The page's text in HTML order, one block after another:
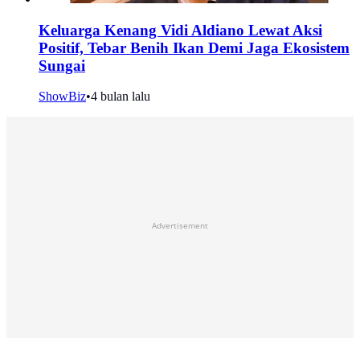
Keluarga Kenang Vidi Aldiano Lewat Aksi
Positif, Tebar Benih Ikan Demi Jaga Ekosistem
Sungai
ShowBiz•4 bulan lalu
Advertisement